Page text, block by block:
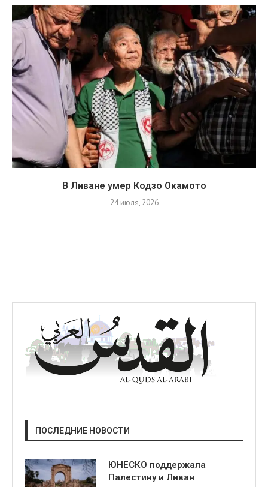
В Ливане умер Кодзо Окамото
24 июля, 2026
ПОСЛЕДНИЕ НОВОСТИ
ЮНЕСКО поддержала
Палестину и Ливан